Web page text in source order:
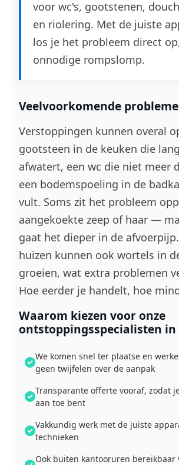
voor wc's, gootstenen,
en riolering. Met de juiste
los je het probleem direct
onnodige rompslomp.
Veelvoorkomende
Verstoppingen kunnen overal
gootsteen in de keuken die
afwatert, een wc die niet meer
een bodemspoeling in de
vult. Soms zit het probleem
aangekoekte zeep of haar —
gaat het dieper in de
huizen kunnen ook wortels in
groeien, wat extra problemen
Hoe eerder je handelt, hoe
Waarom kiezen voor onze
ontstoppingsspecialisten in
We komen snel ter plaatse en
geen twijfelen over de aanpak
Transparante offerte vooraf, zodat
aan toe bent
Vakkundig werk met de juiste
technieken
Ook buiten kantooruren bereikbaar